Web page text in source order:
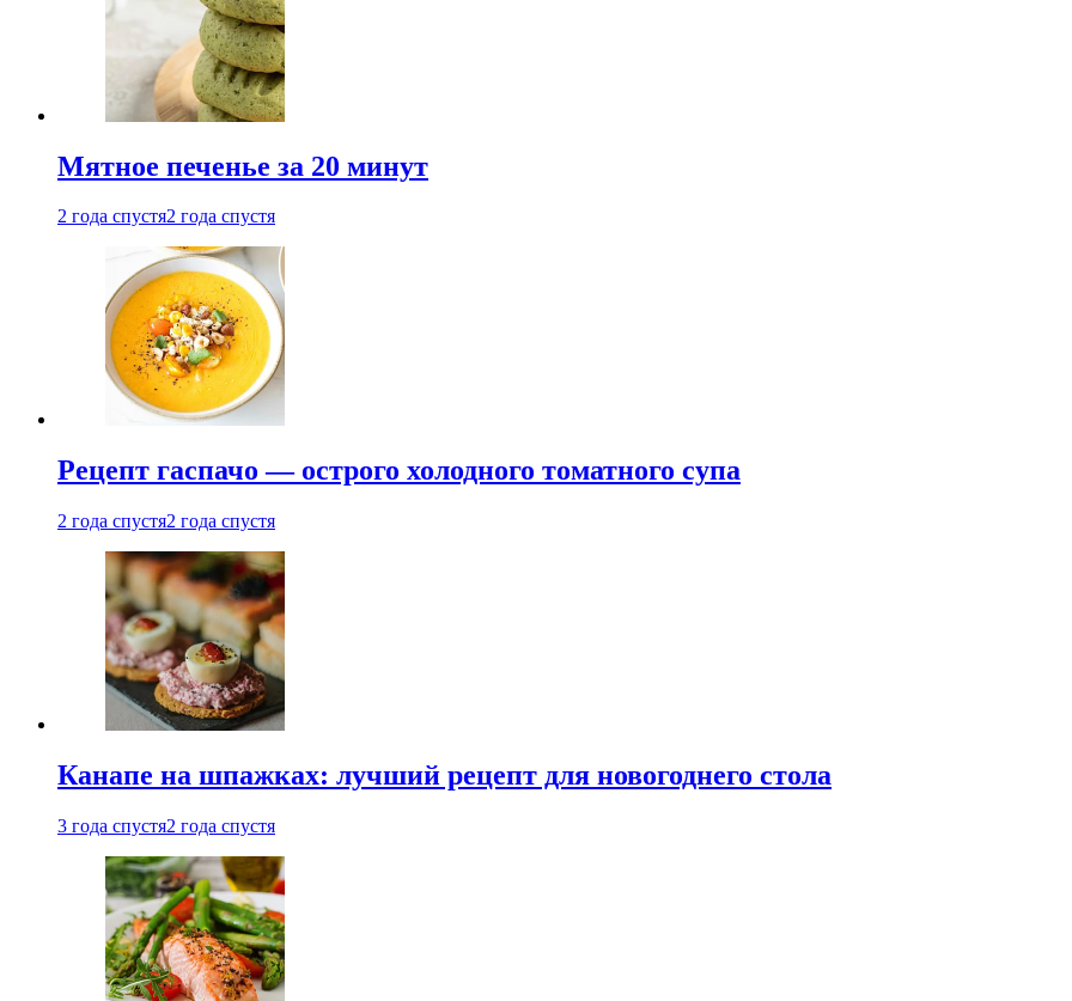
Мятное печенье за 20 минут
2 года спустя2 года спустя
Рецепт гаспачо — острого холодного томатного супа
2 года спустя2 года спустя
Канапе на шпажках: лучший рецепт для новогоднего стола
3 года спустя2 года спустя